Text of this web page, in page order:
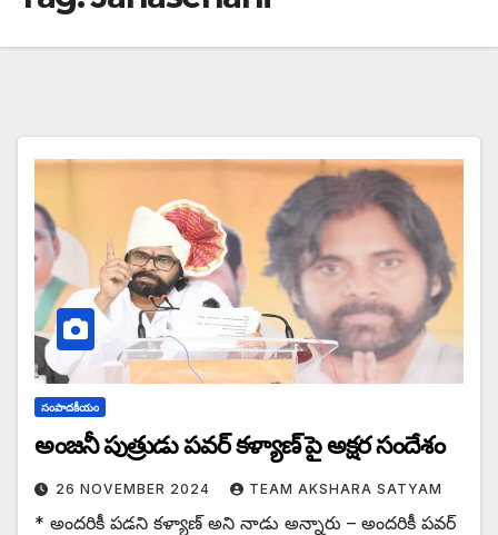
సంపాదకీయం
అంజనీ పుత్రుడు పవర్ కళ్యాణ్ పై అక్షర సందేశం
26 NOVEMBER 2024 TEAM AKSHARA SATYAM
* అందరికీ పడని కళ్యాణ్ అని నాడు అన్నారు – అందరికీ పవర్